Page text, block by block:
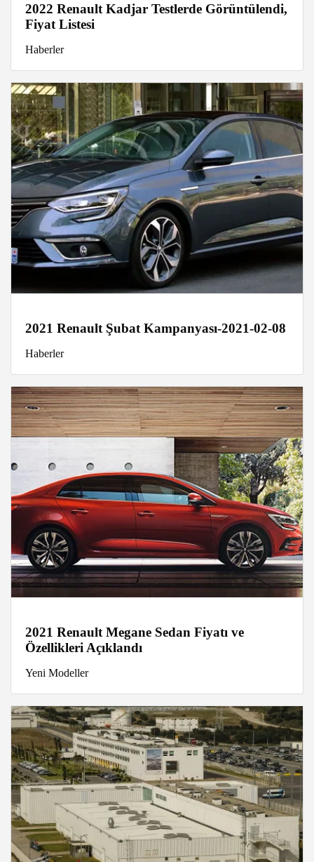
2022 Renault Kadjar Testlerde Görüntülendi,
Fiyat Listesi
Haberler
2021 Renault Şubat Kampanyası-2021-02-08
Haberler
2021 Renault Megane Sedan Fiyatı ve
Özellikleri Açıklandı
Yeni Modeller